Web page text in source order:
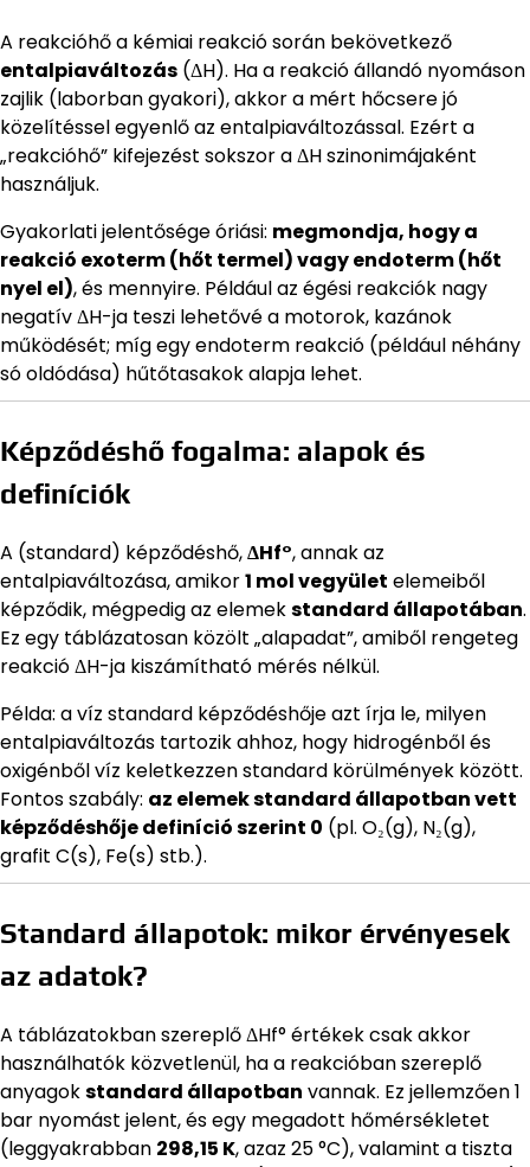
A reakcióhő a kémiai reakció során bekövetkező
entalpiaváltozás (ΔH). Ha a reakció állandó nyomáson
zajlik (laborban gyakori), akkor a mért hőcsere jó
közelítéssel egyenlő az entalpiaváltozással. Ezért a
„reakcióhő” kifejezést sokszor a ΔH szinonimájaként
használjuk.
Gyakorlati jelentősége óriási: megmondja, hogy a
reakció exoterm (hőt termel) vagy endoterm (hőt
nyel el), és mennyire. Például az égési reakciók nagy
negatív ΔH-ja teszi lehetővé a motorok, kazánok
működését; míg egy endoterm reakció (például néhány
só oldódása) hűtőtasakok alapja lehet.
Képződéshő fogalma: alapok és
definíciók
A (standard) képződéshő,ΔHf°, annak az
entalpiaváltozása, amikor1 mol vegyület elemeiből
képződik, mégpedig az elemekstandard állapotában.
Ez egy táblázatosan közölt „alapadat”, amiből rengeteg
reakció ΔH-ja kiszámítható mérés nélkül.
Példa: a víz standard képződéshője azt írja le, milyen
entalpiaváltozás tartozik ahhoz, hogy hidrogénből és
oxigénből víz keletkezzen standard körülmények között.
Fontos szabály: az elemek standard állapotban vett
képződéshője definíció szerint 0 (pl. O₂(g), N₂(g),
grafit C(s), Fe(s) stb.).
Standard állapotok: mikor érvényesek
az adatok?
A táblázatokban szereplő ΔHf° értékek csak akkor
használhatók közvetlenül, ha a reakcióban szereplő
anyagokstandard állapotban vannak. Ez jellemzően 1
bar nyomást jelent, és egy megadott hőmérsékletet
(leggyakrabban 298,15 K, azaz 25 °C), valamint a tiszta